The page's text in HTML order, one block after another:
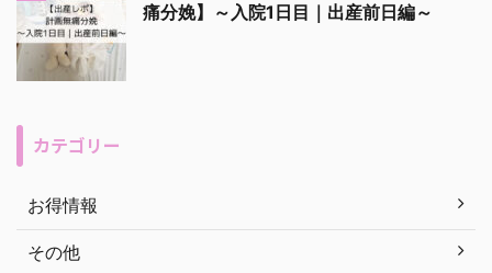
痛分娩】～入院1日目｜出産前日編～
カテゴリー
お得情報
その他